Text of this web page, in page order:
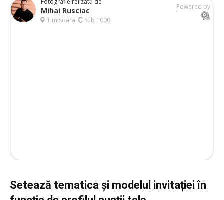
Setează tematica și modelul invitației în